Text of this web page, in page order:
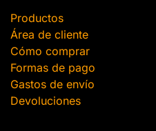
Productos
Área de cliente
Cómo comprar
Formas de pago
Gastos de envío
Devoluciones